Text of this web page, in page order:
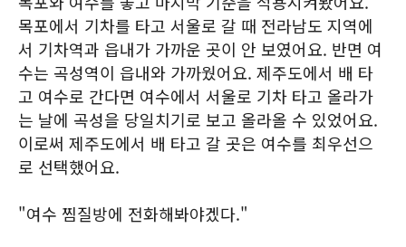
목포에서 기차를 타고 서울로 갈 때 전라남도 지역에
서 기차역과 읍내가 가까운 곳이 안 보였어요. 반면 여
수는 곡성역이 읍내와 가까웠어요. 제주도에서 배 타
고 여수로 간다면 여수에서 서울로 기차 타고 올라가
는 날에 곡성을 당일치기로 보고 올라올 수 있었어요.
이로써 제주도에서 배 타고 갈 곳은 여수를 최우선으
로 선택했어요.
"여수 찜질방에 전화해봐야겠다."